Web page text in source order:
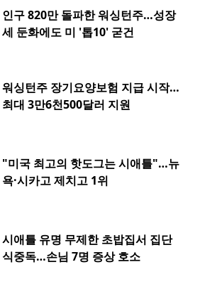
인구 820만 돌파한 워싱턴주…성장
세 둔화에도 미 '톱10' 굳건
워싱턴주 장기요양보험 지급 시작…
최대 3만6천500달러 지원
"미국 최고의 핫도그는 시애틀"…뉴
욕·시카고 제치고 1위
시애틀 유명 무제한 초밥집서 집단
식중독…손님 7명 증상 호소